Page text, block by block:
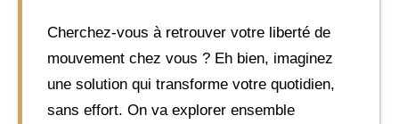
Cherchez-vous à retrouver votre liberté de
mouvement chez vous ? Eh bien, imaginez
une solution qui transforme votre quotidien,
sans effort. On va explorer ensemble